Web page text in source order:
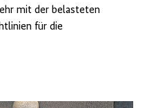
mit der belasteten
für die